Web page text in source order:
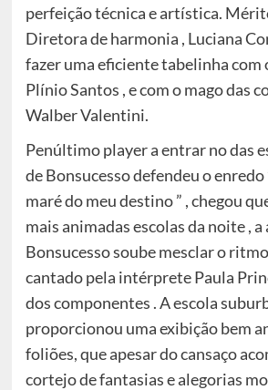
perfeição técnica e artística.
Diretora de harmonia , Luciana
fazer uma eficiente tabelinha com
Plínio Santos , e com o mago das
Walber Valentini.
Penúltimo player a entrar no das
de Bonsucesso defendeu o enredo
maré do meu destino ” , chegou
mais animadas escolas da noite ,
Bonsucesso soube mesclar o
cantado pela intérprete Paula
dos componentes . A escola
proporcionou uma exibição bem
foliões, que apesar do cansaço
cortejo de fantasias e alegorias